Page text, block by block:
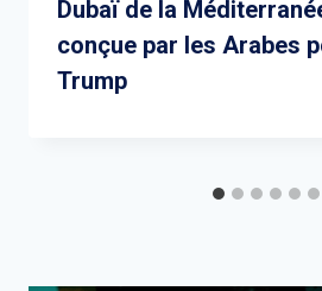
Dubaï de la
conçue par les Arabes
Trump